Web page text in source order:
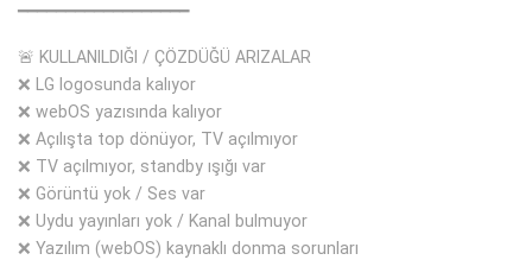
━━━━━━━━━━━━━━━━━━
🚨 KULLANILDIĞI / ÇÖZDÜĞÜ ARIZALAR
❌ LG logosunda kalıyor
❌ webOS yazısında kalıyor
❌ Açılışta top dönüyor, TV açılmıyor
❌ TV açılmıyor, standby ışığı var
❌ Görüntü yok / Ses var
❌ Uydu yayınları yok / Kanal bulmuyor
❌ Yazılım (webOS) kaynaklı donma sorunları